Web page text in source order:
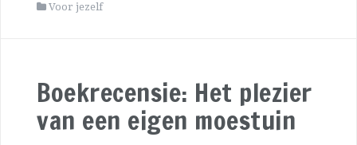
Voor jezelf
Boekrecensie: Het plezier
van een eigen moestuin